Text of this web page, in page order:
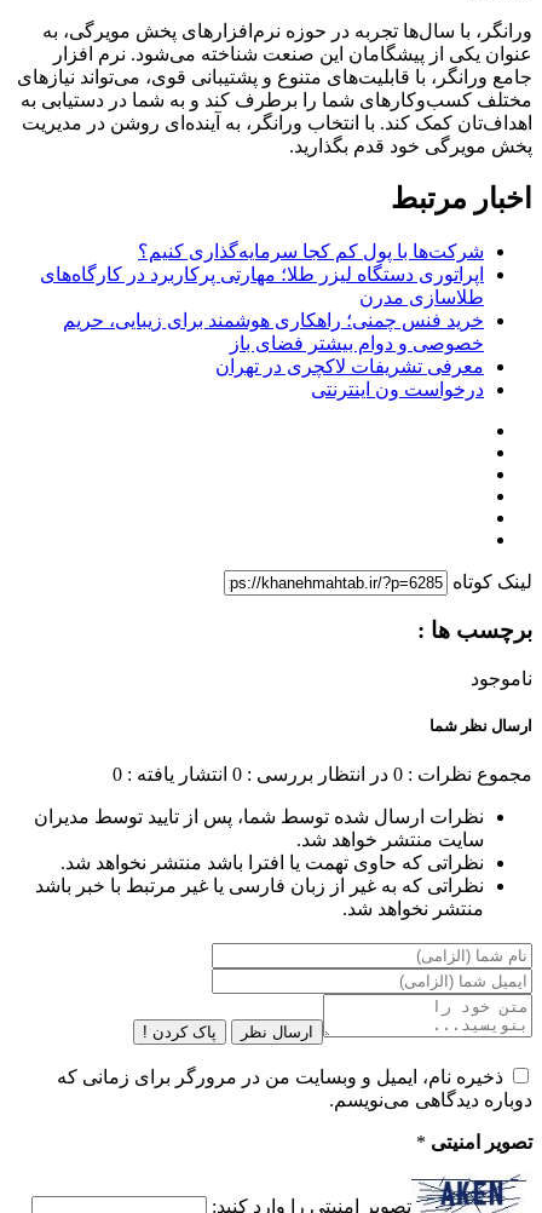
ورانگر، با سال‌ها تجربه در حوزه نرم‌افزارهای پخش مویرگی، به
عنوان یکی از پیشگامان این صنعت شناخته می‌شود. نرم افزار
جامع ورانگر، با قابلیت‌های متنوع و پشتیبانی قوی، می‌تواند نیازهای
مختلف کسب‌وکارهای شما را برطرف کند و به شما در دستیابی به
اهداف‌تان کمک کند. با انتخاب ورانگر، به آینده‌ای روشن در مدیریت
پخش مویرگی خود قدم بگذارید.
اخبار مرتبط
شرکت‌ها با پول کم کجا سرمایه‌گذاری کنیم؟
اپراتوری دستگاه لیزر طلا؛ مهارتی پرکاربرد در کارگاه‌های
طلاسازی مدرن
خرید فنس چمنی؛ راهکاری هوشمند برای زیبایی، حریم
خصوصی و دوام بیشتر فضای باز
معرفی تشریفات لاکچری در تهران
درخواست ون اینترنتی
لینک کوتاه
برچسب ها :
ناموجود
ارسال نظر شما
مجموع نظرات : 0 در انتظار بررسی : 0 انتشار یافته : 0
نظرات ارسال شده توسط شما، پس از تایید توسط مدیران
سایت منتشر خواهد شد.
نظراتی که حاوی تهمت یا افترا باشد منتشر نخواهد شد.
نظراتی که به غیر از زبان فارسی یا غیر مرتبط با خبر باشد
منتشر نخواهد شد.
ارسال نظر پاک کردن !
ذخیره نام، ایمیل و وبسایت من در مرورگر برای زمانی که
دوباره دیدگاهی می‌نویسم.
تصویر امنیتی *
تصویر امنیتی را وارد کنید: